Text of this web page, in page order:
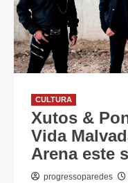
CULTURA
Xutos &
Vida
Arena este
progressoparedes